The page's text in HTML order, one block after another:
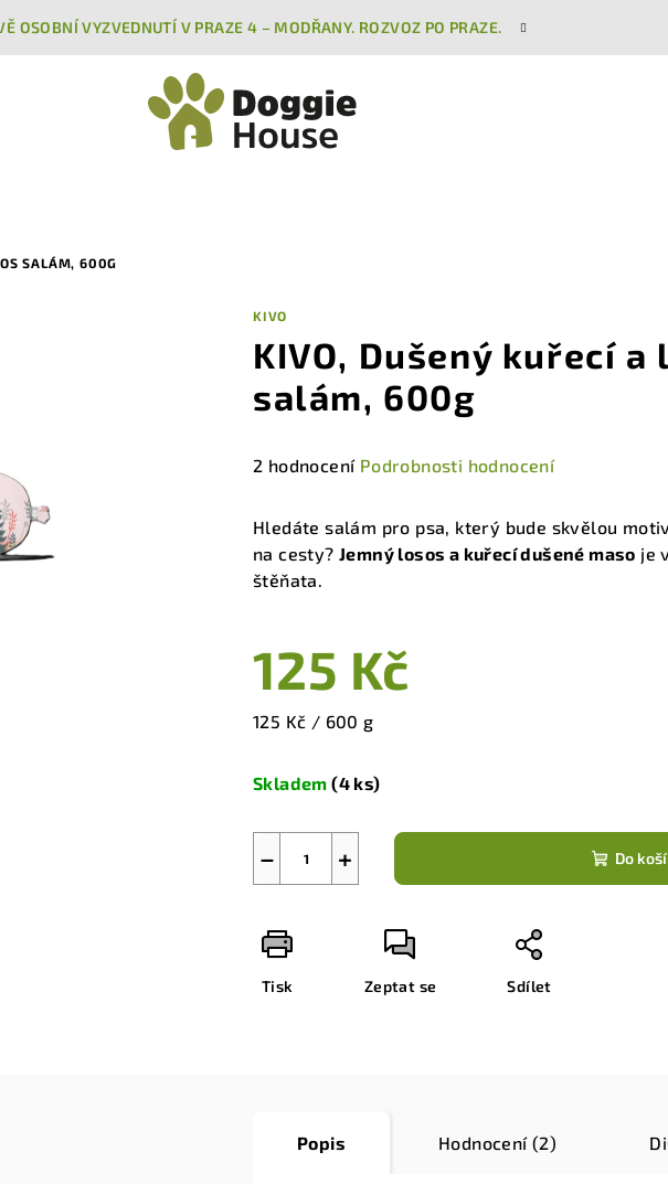
OSOBNÍ VYZVEDNUTÍ V PRAZE 4 – MODŘANY. ROZVOZ PO PRAZE.
SALÁM, 600G
KIVO
KIVO, Dušený kuřecí a
salám, 600g
Průměrné
produktu
5,0
hvězdiček.
2 hodnocení Podrobnosti hodnocení
Hledáte salám pro psa, který bude skvělou
na cesty?Jemný losos a kuřecí dušené maso je
štěňata.
125 Kč
Měrná
125 Kč / 600 g
Skladem(4 ks)
+
− Do
Tisk Zeptat se Sdílet
Popis Hodnocení (2)